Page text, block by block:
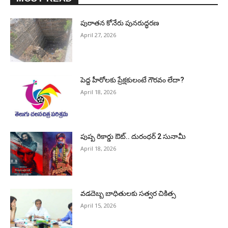
పురాత‌న కోనేరు పున‌రుద్ధ‌ర‌ణ
April 27, 2026
పెద్ద హీరోల‌కు ప్రేక్ష‌కులంటే గౌర‌వం లేదా?
April 18, 2026
పుష్ప రికార్డు ఔట్‌.. దురంధ‌ర్ 2 సునామీ
April 18, 2026
వడదెబ్బ బాధితులకు సత్వర చికిత్స
April 15, 2026